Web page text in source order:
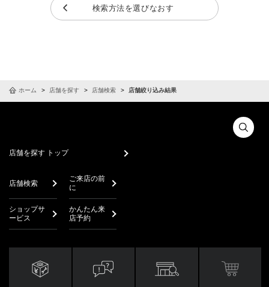
検索方法を選びなおす
ホーム 店舗を探す 店舗検索 店舗絞り込み結果
店舗を探す トップ
店舗検索
ご来店の前
に
ショップサ
ービス
かんたん来
店予約